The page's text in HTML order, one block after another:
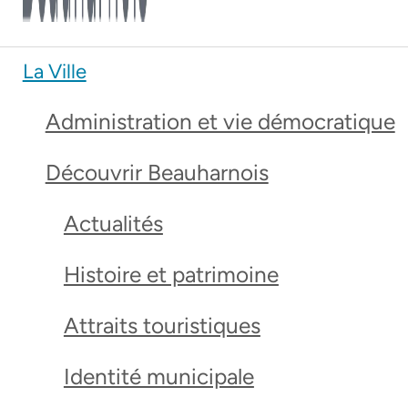
La Ville
Administration et vie démocratique
Découvrir Beauharnois
Actualités
Histoire et patrimoine
Attraits touristiques
Identité municipale